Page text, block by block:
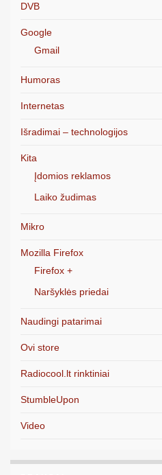
DVB
Google
Gmail
Humoras
Internetas
Išradimai – technologijos
Kita
Įdomios reklamos
Laiko žudimas
Mikro
Mozilla Firefox
Firefox +
Naršyklės priedai
Naudingi patarimai
Ovi store
Radiocool.lt rinktiniai
StumbleUpon
Video